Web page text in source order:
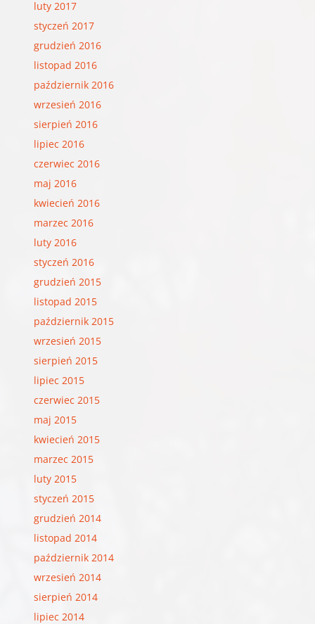
luty 2017
styczeń 2017
grudzień 2016
listopad 2016
październik 2016
wrzesień 2016
sierpień 2016
lipiec 2016
czerwiec 2016
maj 2016
kwiecień 2016
marzec 2016
luty 2016
styczeń 2016
grudzień 2015
listopad 2015
październik 2015
wrzesień 2015
sierpień 2015
lipiec 2015
czerwiec 2015
maj 2015
kwiecień 2015
marzec 2015
luty 2015
styczeń 2015
grudzień 2014
listopad 2014
październik 2014
wrzesień 2014
sierpień 2014
lipiec 2014